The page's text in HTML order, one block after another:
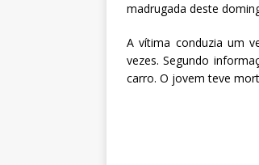
madrugada deste
A vítima conduzia um
vezes. Segundo
carro. O jovem teve